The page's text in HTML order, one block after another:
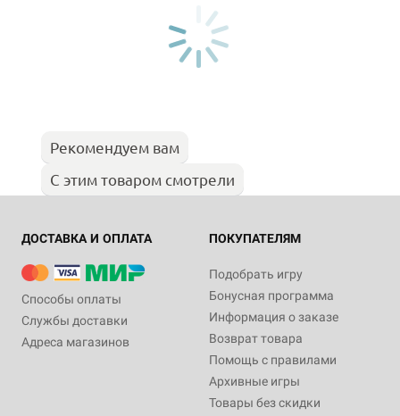
Рекомендуем вам
С этим товаром смотрели
ДОСТАВКА И ОПЛАТА
Способы оплаты
Службы доставки
Адреса магазинов
ПОКУПАТЕЛЯМ
Подобрать игру
Бонусная программа
Информация о заказе
Возврат товара
Помощь с правилами
Архивные игры
Товары без скидки